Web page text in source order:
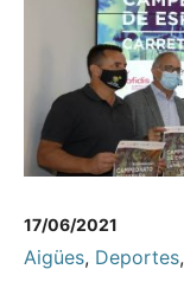
17/06/2021
Aigües, Deportes,